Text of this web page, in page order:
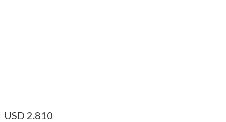
USD 2.810